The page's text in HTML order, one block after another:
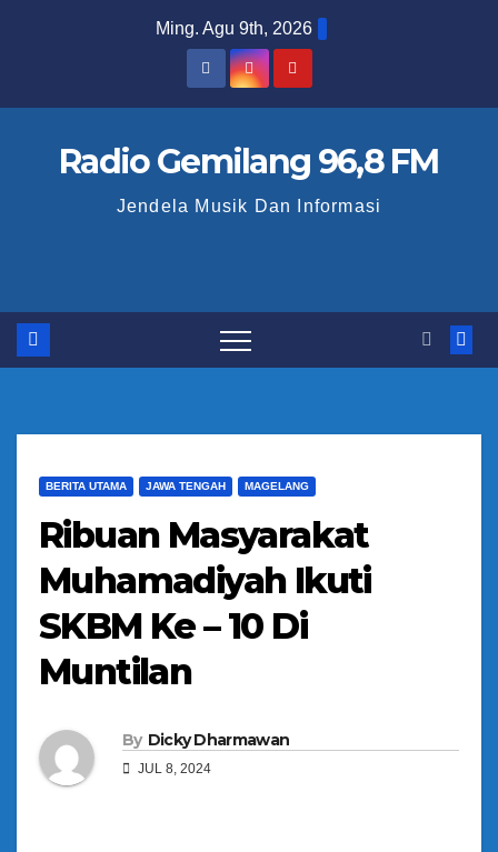
t
Ming. Agu 9th, 2026
Radio Gemilang 96,8 FM
Jendela Musik Dan Informasi
BERITA UTAMA JAWA TENGAH MAGELANG
Ribuan Masyarakat
Muhamadiyah Ikuti
SKBM Ke – 10 Di
Muntilan
By Dicky Dharmawan
JUL 8, 2024